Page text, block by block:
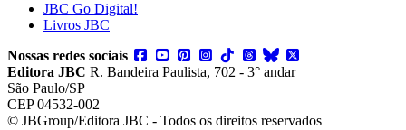
JBC Go Digital!
Livros JBC
Nossas redes sociais
Editora JBC R. Bandeira Paulista, 702 - 3° andar
São Paulo/SP
CEP 04532-002
© JBGroup/Editora JBC - Todos os direitos reservados